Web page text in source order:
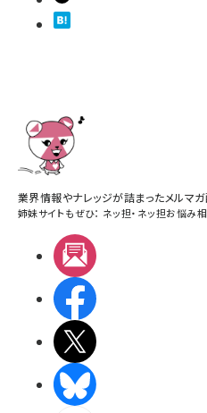
業界情報やナレッジが詰まったメルマガ
姉妹サイトもぜひ： ネッ担・ ネッ担お悩み